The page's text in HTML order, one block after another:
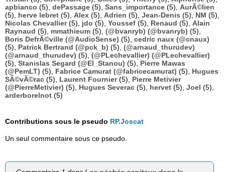
apbianco (5), dePassage (5), Sans_importance (5), AurÃ©lien
(5), herve lebret (5), Alex (5), Adrien (5), Jean-Denis (5), NM (5),
Nicolas Chevallier(5), jdo (5), Youssef (5), Renaud (5), Alain
Raynaud (5), mmathieum (5), (@bvanryb) (@bvanryb) (5),
Boris DefrÃ©ville (@AudioSense) (5), cedric naux (@cnaux)
(5), Patrick Bertrand (@pck_b) (5), (@arnaud_thurudev)
(@arnaud_thurudev) (5), (@PLechevallier) (@PLechevallier)
(5), Stanislas Segard (@El_Stanou) (5), Pierre Mawas
(@PemLT) (5), Fabrice Camurat (@fabricecamurat) (5), Hugues
SÃ©vÃ©rac (5), Laurent Fournier(5), Pierre Metivier
(@PierreMetivier) (5), Hugues Severac (5), hervet (5), Joel (5),
arderborelnot (5)
Contributions sous le pseudo RP.Joscat
Un seul commentaire sous ce pseudo.